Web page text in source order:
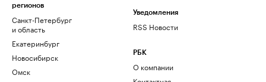
регионов
Санкт-Петербург
и область
Екатеринбург
Новосибирск
Омск
Уведомления
RSS Новости
РБК
О компании